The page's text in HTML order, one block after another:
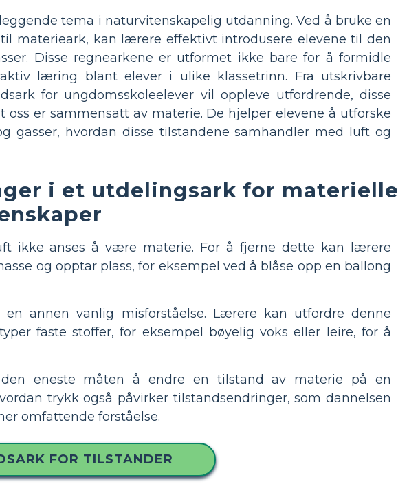
tema i naturvitenskapelig utdanning. Ved å bruke en
materieark, kan lærere effektivt introdusere elevene til den
Disse regnearkene er utformet ikke bare for å formidle
læring blant elever i ulike klassetrinn. Fra utskrivbare
for ungdomsskoleelever vil oppleve utfordrende, disse
er sammensatt av materie. De hjelper elevene å utforske
gasser, hvordan disse tilstandene samhandler med luft og
i et utdelingsark for materielle
ikke anses å være materie. For å fjerne dette kan lærere
og opptar plass, for eksempel ved å blåse opp en ballong
annen vanlig misforståelse. Lærere kan utfordre denne
faste stoffer, for eksempel bøyelig voks eller leire, for å
eneste måten å endre en tilstand av materie på en
trykk også påvirker tilstandsendringer, som dannelsen
omfattende forståelse.
FOR TILSTANDER